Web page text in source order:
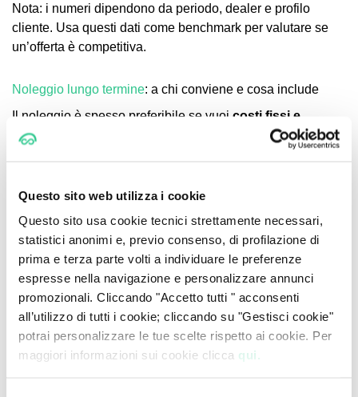
Questo sito web utilizza i cookie
Questo sito usa cookie tecnici strettamente necessari,
statistici anonimi e, previo consenso, di profilazione di
prima e terza parte volti a individuare le preferenze
espresse nella navigazione e personalizzare annunci
promozionali. Cliccando "Accetto tutti " acconsenti
all’utilizzo di tutti i cookie; cliccando su "Gestisci cookie"
potrai personalizzare le tue scelte rispetto ai cookie. Per
maggiori informazioni sui cookie clicca qui.
Nota: i numeri dipendono da periodo, dealer e profilo
cliente. Usa questi dati come benchmark per valutare se
un’offerta è competitiva.
Noleggio lungo termine: a chi conviene e cosa include
Il noleggio è spesso preferibile se vuoi costi fissi e
gestione semplificata
, soprattutto per chi non vuole
esporsi a variabili come manutenzione e assicurazione.
Esempi indicativi di canoni
Noleggio privati
Canone:569 €/mese (IVA inclusa)
Durata: 36 mesi / 100.000 km
Anticipo: 4.000 €
Tipicamente incluso: manutenzione, assicurazione,
assistenza